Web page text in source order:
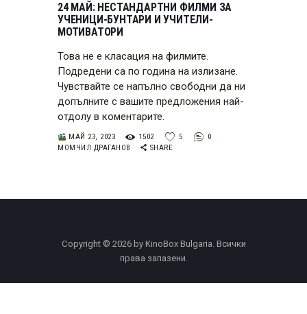
24 МАЙ: НЕСТАНДАРТНИ ФИЛМИ ЗА
УЧЕНИЦИ-БУНТАРИ И УЧИТЕЛИ-
МОТИВАТОРИ
Това не е класация на филмите.
Подредени са по година на излизане.
Чувствайте се напълно свободни да ни
допълните с вашите предложения най-
отдолу в коментарите.
МАЙ 23, 2023 1502 5
0
МОМЧИЛ ДРАГАНОВ
SHARE
Copyright © 2026 by KinoBox Bulgaria. Всички
права запазени.